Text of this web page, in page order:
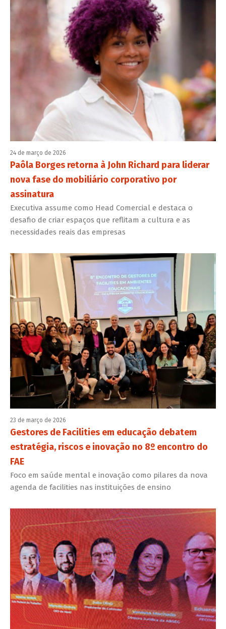
24 de março de 2026
Paôla Borges retorna à John Richard para liderar
nova fase do mobiliário corporativo por
assinatura
Executiva assume como Head Comercial e destaca o
desafio de criar espaços que reflitam a cultura e as
necessidades reais das empresas
23 de março de 2026
Gestores de Facilities em educação debatem
estratégia, riscos e inovação no 8º encontro do
FAE
Foco em saúde mental e inovação como pilares da nova
agenda de facilities nas instituições de ensino